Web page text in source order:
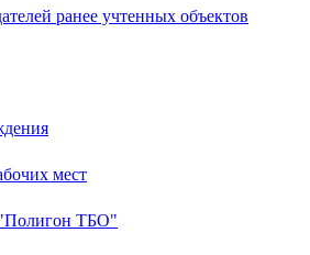
ранее учтенных объектов
мест
ТБО"